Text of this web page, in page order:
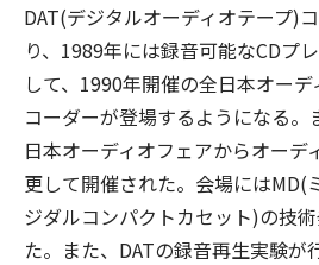
DAT(デジタルオーディオテープ)
り、1989年には録音可能なCDプ
して、1990年開催の全日本オー
コーダーが登場するようになる
日本オーディオフェアからオーデ
更して開催された。会場にはMD(
ジダルコンパクトカセット)の技
た。また、DATの録音再生実験が